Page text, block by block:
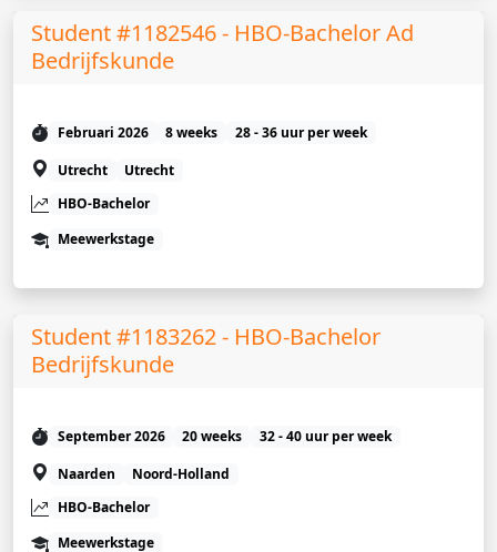
Student #1182546 - HBO-Bachelor Ad
Bedrijfskunde
Februari 2026 8 weeks
28 - 36 uur per week
Utrecht
Utrecht
HBO-Bachelor
Meewerkstage
Student #1183262 - HBO-Bachelor
Bedrijfskunde
September 2026 20 weeks
32 - 40 uur per week
Naarden
Noord-Holland
HBO-Bachelor
Meewerkstage